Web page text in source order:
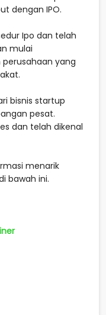
dengan IPO.
Ipo dan telah
mulai
yang
bisnis startup
pesat.
dan telah dikenal
menarik
bawah ini.